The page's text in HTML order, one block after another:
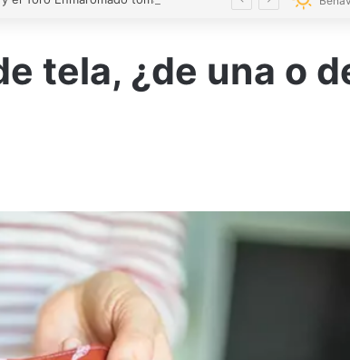
tela, ¿de una o